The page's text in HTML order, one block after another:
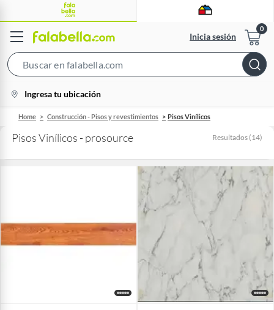
Inicia sesión
Bar
location-
icon
Ingresa tu ubicación
Home Construcción - Pisos y revestimientos Pisos Vinílicos
Pisos Vinílicos - prosource Resultados (14)